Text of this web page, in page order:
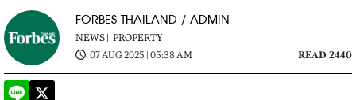
FORBES THAILAND / ADMIN
NEWS | PROPERTY
07 AUG 2025 | 05:38 AM
READ 2440